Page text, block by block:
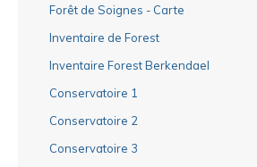
Forêt de Soignes - Carte
Inventaire de Forest
Inventaire Forest Berkendael
Conservatoire 1
Conservatoire 2
Conservatoire 3